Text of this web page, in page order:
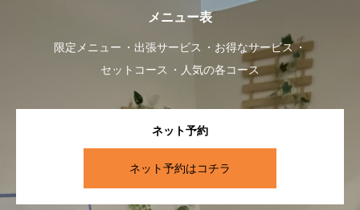
メニュー表
限定メニュー 出張サービス
お得なサービス
セットコース
人気の各コース
ネット予約
ネット予約はコチラ